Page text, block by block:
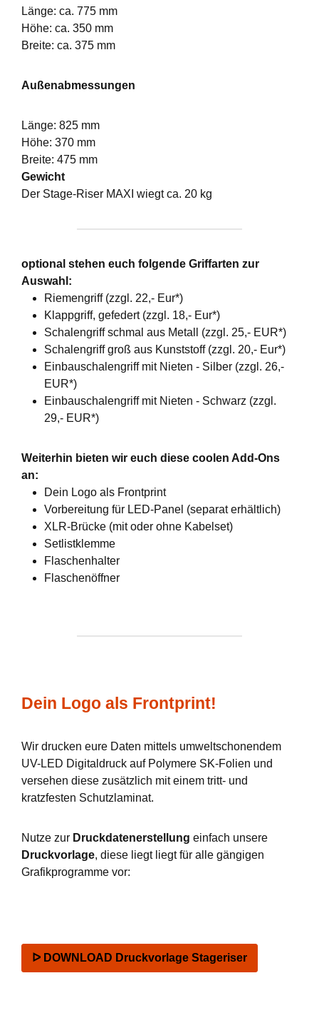
Länge: ca. 775 mm
Höhe: ca. 350 mm
Breite: ca. 375 mm
Außenabmessungen
Länge: 825 mm
Höhe: 370 mm
Breite: 475 mm
Gewicht
Der Stage-Riser MAXI wiegt ca. 20 kg
optional stehen euch folgende Griffarten zur
Auswahl:
Riemengriff (zzgl. 22,- Eur*)
Klappgriff, gefedert (zzgl. 18,- Eur*)
Schalengriff schmal aus Metall (zzgl. 25,- EUR*)
Schalengriff groß aus Kunststoff (zzgl. 20,- Eur*)
Einbauschalengriff mit Nieten - Silber (zzgl. 26,-
EUR*)
Einbauschalengriff mit Nieten - Schwarz (zzgl.
29,- EUR*)
Weiterhin bieten wir euch diese coolen Add-Ons
an:
Dein Logo als Frontprint
Vorbereitung für LED-Panel (separat erhältlich)
XLR-Brücke (mit oder ohne Kabelset)
Setlistklemme
Flaschenhalter
Flaschenöffner
Dein Logo als Frontprint!
Wir drucken eure Daten mittels umweltschonendem
UV-LED Digitaldruck auf Polymere SK-Folien und
versehen diese zusätzlich mit einem tritt- und
kratzfesten Schutzlaminat.
Nutze zur Druckdatenerstellung einfach unsere
Druckvorlage, diese liegt liegt für alle gängigen
Grafikprogramme vor:
ᐅ DOWNLOAD Druckvorlage Stageriser